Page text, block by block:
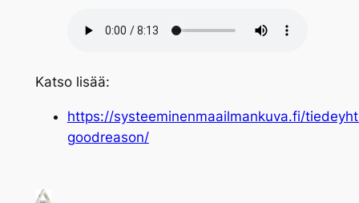
Katso lisää:
https://systeeminenmaailmankuva.fi/
goodreason/